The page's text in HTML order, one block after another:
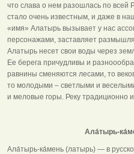
что слава о нем разошлась по всей
стало очень известным, и даже в
«имя» Алатырь вызывает у нас
персонажами, заставляет
Алатырь несет свои воды через
Ее берега причудливы и
равнины сменяются лесами, то
то молодыми – светлыми и
и меловые горы. Реку традиционно
Ала́тырь-
Ала́тырь-ка́мень (латырь) — в